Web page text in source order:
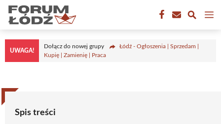
Przejdź
treści
UWAGA!
Dołącz do nowej grupy
Łódź - Ogłoszenia | Sprzedam |
Kupię | Zamienię | Praca
Spis treści